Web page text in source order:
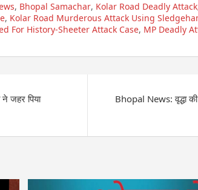
, Bhopal Samachar, Kolar Road Deadly Attack
, Kolar Road Murderous Attack Using
For History-Sheeter Attack Case, MP Deadly
जहर पिया
Bhopal News: वृद्धा